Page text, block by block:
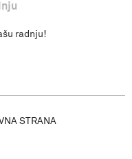
radnju!
STRANA